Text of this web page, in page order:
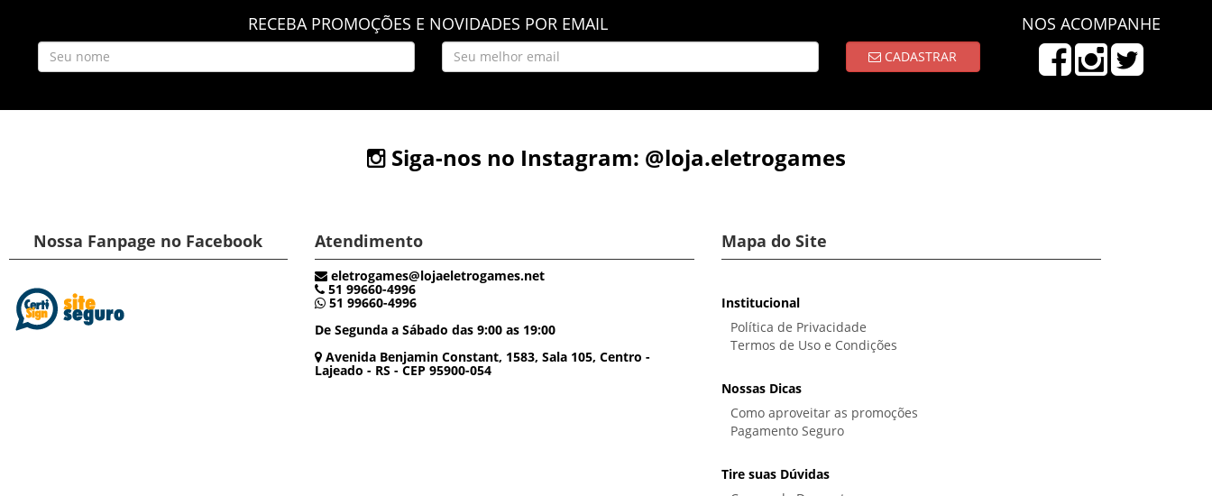
RECEBA PROMOÇÕES E NOVIDADES POR EMAIL
CADASTRAR
NOS ACOMPANHE
Siga-nos no Instagram: @loja.eletrogames
Nossa Fanpage no Facebook Atendimento
eletrogames@lojaeletrogames.net
51 99660-4996
51 99660-4996
De Segunda a Sábado das 9:00 as 19:00
Avenida Benjamin Constant, 1583, Sala 105, Centro -
Lajeado - RS - CEP 95900-054
Mapa do Site
Institucional
Política de Privacidade
Termos de Uso e Condições
Nossas Dicas
Como aproveitar as promoções
Pagamento Seguro
Tire suas Dúvidas